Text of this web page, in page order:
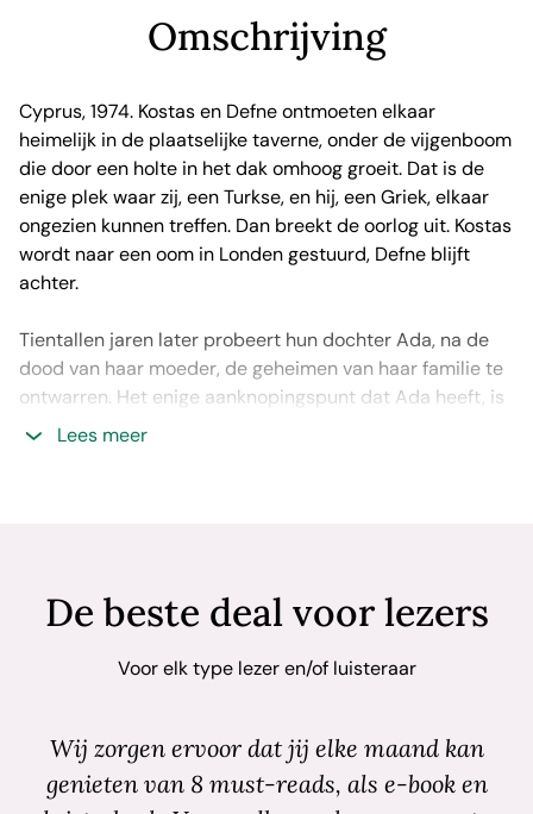
Omschrijving
Cyprus, 1974. Kostas en Defne ontmoeten elkaar
heimelijk in de plaatselijke taverne, onder de vijgenboom
die door een holte in het dak omhoog groeit. Dat is de
enige plek waar zij, een Turkse, en hij, een Griek, elkaar
ongezien kunnen treffen. Dan breekt de oorlog uit. Kostas
wordt naar een oom in Londen gestuurd, Defne blijft
achter.
Tientallen jaren later probeert hun dochter Ada, na de
dood van haar moeder, de geheimen van haar familie te
ontwarren. Het enige aanknopingspunt dat Ada heeft, is
een vijgenboom die in de achtertuin groeit.
Shafak is in Turkije het best verkopende vrouwelijk
auteur. Haar beeldende schrijfstijl en kritische, maar
tegelijkertijd niet oordelende blik zorgen voor een
onvergetelijke leeservaring. Dit briljante en betoverende
raken!
Lees meer
De beste deal voor lezers
Voor elk type lezer en/of luisteraar
Wij zorgen ervoor dat jij elke maand kan
genieten van 8 must-reads, als e-book en